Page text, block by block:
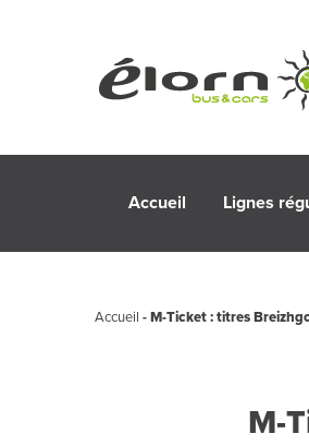
Accueil Lignes
Accueil -M-Ticket : titres
M-